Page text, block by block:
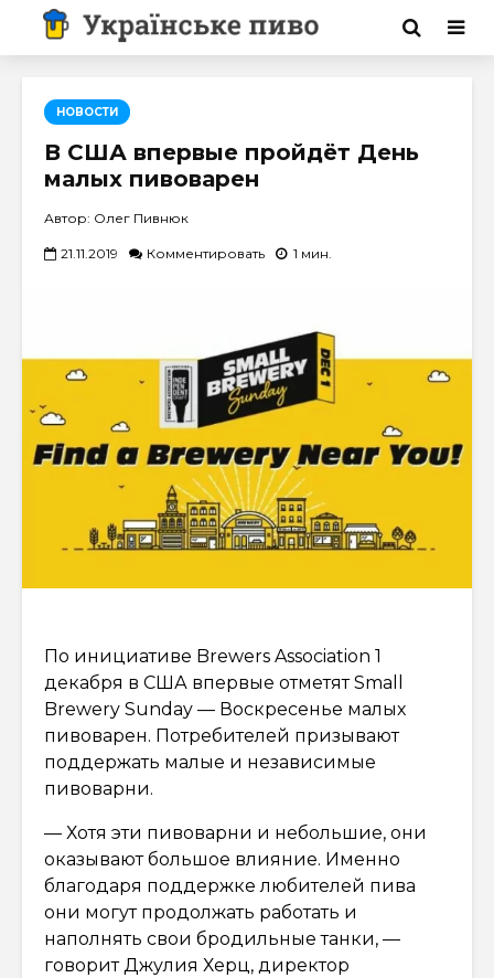
НОВОСТИ
В США впервые пройдёт День
малых пивоварен
Автор: Олег Пивнюк
21.11.2019 Комментировать 1 мин.
По инициативе Brewers Association 1
декабря в США впервые отметят Small
Brewery Sunday — Воскресенье малых
пивоварен. Потребителей призывают
поддержать малые и независимые
пивоварни.
— Хотя эти пивоварни и небольшие, они
оказывают большое влияние. Именно
благодаря поддержке любителей пива
они могут продолжать работать и
наполнять свои бродильные танки, —
говорит Джулия Херц, директор